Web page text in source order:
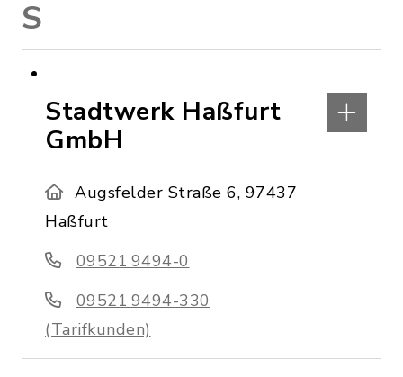
S
Stadtwerk Haßfurt
GmbH
Augsfelder Straße 6, 97437
Haßfurt
09521 9494-0
09521 9494-330
(Tarifkunden)